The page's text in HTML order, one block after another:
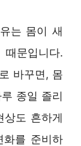
는 몸이 새
때문입니다.
바꾸면, 몸
종일 졸리
상도 흔하게
화를 준비하